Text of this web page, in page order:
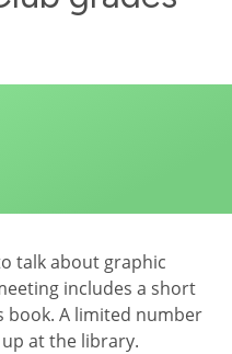
talk about graphic
includes a short
A limited number
at the library.